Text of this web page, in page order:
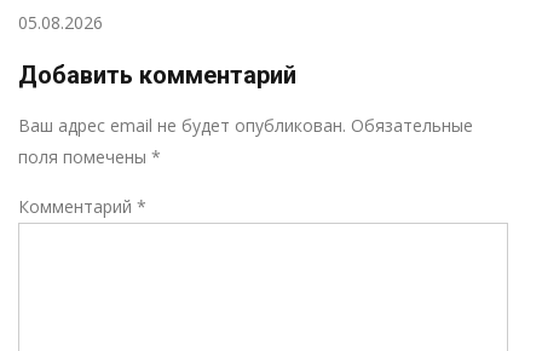
05.08.2026
Добавить комментарий
Ваш адрес email не будет опубликован. Обязательные
поля помечены *
Комментарий *